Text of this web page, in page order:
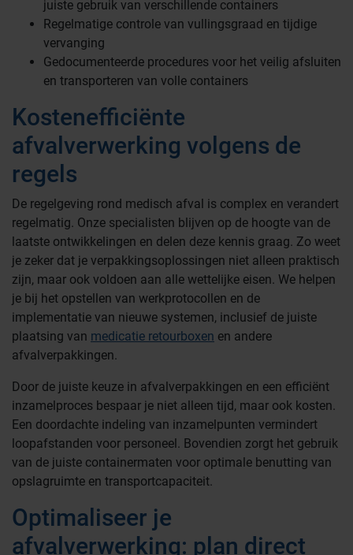
juiste gebruik van verschillende containers
Regelmatige controle van vullingsgraad en tijdige
vervanging
Gedocumenteerde procedures voor het veilig afsluiten
en transporteren van volle containers
Kostenefficiënte
afvalverwerking volgens de
regels
De regelgeving rond medisch afval is complex en verandert
regelmatig. Onze specialisten blijven op de hoogte van de
laatste ontwikkelingen en delen deze kennis graag. Zo weet
je zeker dat je verpakkingsoplossingen niet alleen praktisch
zijn, maar ook voldoen aan alle wettelijke eisen. We helpen
je bij het opstellen van werkprotocollen en de
implementatie van nieuwe systemen, inclusief de juiste
plaatsing van medicatie retourboxen en andere
afvalverpakkingen.
Door de juiste keuze in afvalverpakkingen en een efficiënt
inzamelproces bespaar je niet alleen tijd, maar ook kosten.
Een doordachte indeling van inzamelpunten vermindert
loopafstanden voor personeel. Bovendien zorgt het gebruik
van de juiste containermaten voor optimale benutting van
opslagruimte en transportcapaciteit.
Optimaliseer je
afvalverwerking: plan direct